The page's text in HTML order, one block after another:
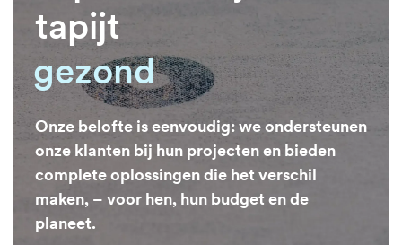
tapijt
gezond
Onze belofte is eenvoudig: we ondersteunen
onze klanten bij hun projecten en bieden
complete oplossingen die het verschil
maken, – voor hen, hun budget en de
planeet.